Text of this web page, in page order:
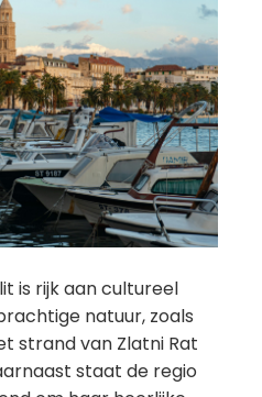
is rijk aan cultureel
natuur, zoals
strand van Zlatni Rat
staat de regio